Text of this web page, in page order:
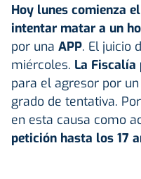
Hoy lunes comienza
intentar matar a un
por una APP. El juicio
miércoles. La Fiscalía
para el agresor por
grado de tentativa.
en esta causa como
petición hasta los 17